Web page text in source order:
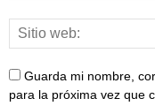
Guarda mi nombre,
para la próxima vez que